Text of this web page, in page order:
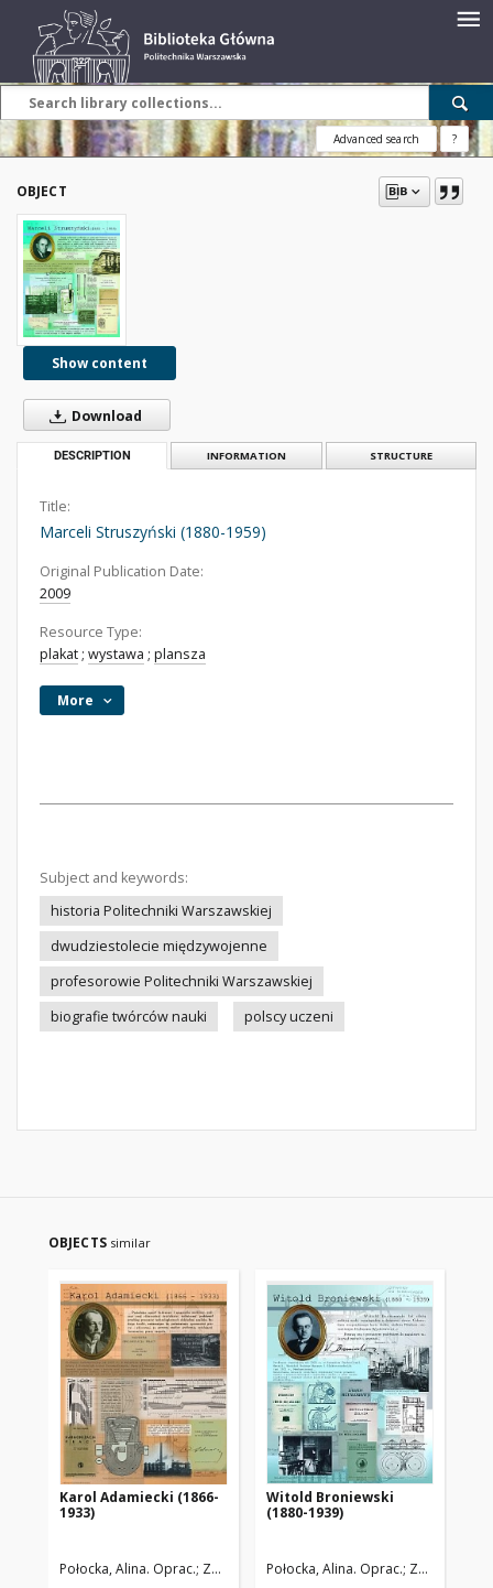
Advanced search ?
OBJECT
Show content
Download
DESCRIPTION INFORMATION STRUCTURE
Title:
Marceli Struszyński (1880-1959)
Original Publication Date:
2009
Resource Type:
plakat ; wystawa ; plansza
More
Subject and keywords:
historia Politechniki Warszawskiej
dwudziestolecie międzywojenne
profesorowie Politechniki Warszawskiej
biografie twórców nauki
polscy uczeni
OBJECTS similar
Karol Adamiecki (1866-
1933)
Połocka, Alina. Oprac. Zdunek, Hanna. Oprac. Szczypkowska,
Witold Broniewski
(1880-1939)
Połocka, Alina. Oprac. Zdunek,